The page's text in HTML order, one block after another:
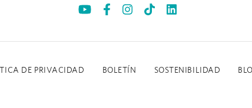
Opens in a new tab.
Opens in a new tab.
Opens in a new tab.
Opens in a new tab.
DE PRIVACIDAD BOLETÍN SOSTENIBILIDAD